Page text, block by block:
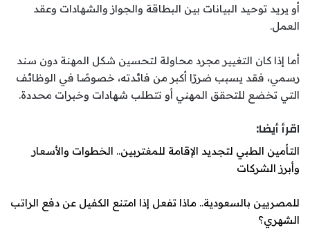
أو يريد توحيد البيانات بين البطاقة والجواز والشهادات وعقد
العمل.
أما إذا كان التغيير مجرد محاولة لتحسين شكل المهنة دون سند
رسمي، فقد يسبب ضررًا أكبر من فائدته، خصوصًا في الوظائف
التي تخضع للتحقق المهني أو تتطلب شهادات وخبرات محددة.
اقرأ أيضا:
التأمين الطبي لتجديد الإقامة للمغتربين.. الخطوات والأسعار
وأبرز الشركات
للمصريين بالسعودية.. ماذا تفعل إذا امتنع الكفيل عن دفع الراتب
الشهري؟